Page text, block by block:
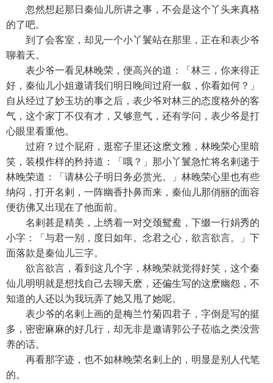
忽然想起那日秦仙儿所讲之事，不会是这个丫头来真格
的了吧。
到了会客室，却见一个小丫鬟站在那里，正在和表少爷
聊着天。
表少爷一看见林晚荣，便高兴的道：「林三，你来得正
好，秦仙儿小姐邀请我们明日晚间过府一叙，你看如何？」
自从经过了妙玉坊的事之后，表少爷对林三的态度格外的客
气，这个家丁不仅有才，又够意气，还有学问，表少爷是打
心眼里看重他。
过府？过个屁府，逛窑子里还这麽文雅，林晚荣心里暗
笑，装模作样的矜持道：「哦？」那小丫鬟急忙将名剌递于
林晚荣道：「请林公子明日务必赏光。」林晚荣心里也有些
纳闷，打开名剌，一阵幽香扑鼻而来，秦仙儿那俏丽的面容
便彷佛又出现在了他面前。
名剌甚是精美，上绣着一对交颈鸳鸯，下缀一行娟秀的
小字：「与君一别，度日如年。念君之心，欲言欲言。」下
面落款是秦仙儿三字。
欲言欲言，看到这几个字，林晚荣就觉得好笑，这个秦
仙儿明明就是想找自己去聊天麽，还偏生写的这麽幽怨，不
知道的人还以为我玩弄了她又甩了她呢。
表少爷的名剌上画的是梅兰竹菊四君子，字倒是写的挺
多，密密麻麻的好几行，却无非是邀请郭公子莅临之类没营
养的话。
再看那字迹，也不如林晚荣名剌上的，明显是别人代笔
的。